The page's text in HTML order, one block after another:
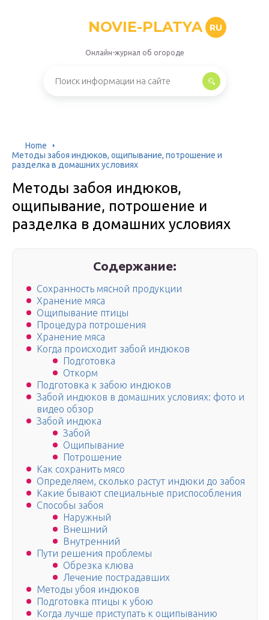
NOVIE-PLATYA RU
Онлайн-журнал об огороде
Home
Методы забоя индюков, ощипывание, потрошение и
разделка в домашних условиях
Методы забоя индюков,
ощипывание, потрошение и
разделка в домашних условиях
Содержание:
Сохранность мясной продукции
Хранение мяса
Ощипывание птицы
Процедура потрошения
Хранение мяса
Когда происходит забой индюков
Подготовка
Откорм
Подготовка к забою индюков
Забой индюков в домашних условиях: фото и
видео обзор
Забой индюка
Забой
Ощипывание
Потрошение
Как сохранить мясо
Определяем, сколько растут индюки до забоя
Какие бывают специальные приспособления
Способы забоя
Наружный
Внешний
Внутренний
Пути решения проблемы
Обрезка клюва
Лечение пострадавших
Методы убоя индюков
Подготовка птицы к убою
Когда лучше приступать к ощипыванию